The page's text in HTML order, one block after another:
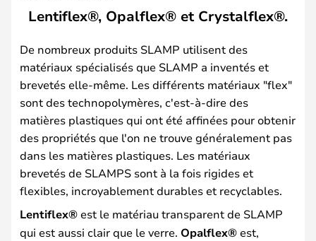
Lentiflex®, Opalflex® et Crystalflex®.
De nombreux produits SLAMP utilisent des
matériaux spécialisés que SLAMP a inventés et
brevetés elle-même. Les différents matériaux "flex"
sont des technopolymères, c'est-à-dire des
matières plastiques qui ont été affinées pour obtenir
des propriétés que l'on ne trouve généralement pas
dans les matières plastiques. Les matériaux
brevetés de SLAMPS sont à la fois rigides et
flexibles, incroyablement durables et recyclables.
Lentiflex®est le matériau transparent de SLAMP
qui est aussi clair que le verre. Opalflex®est,